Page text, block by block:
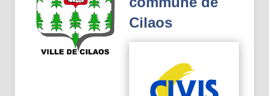
Cilaos